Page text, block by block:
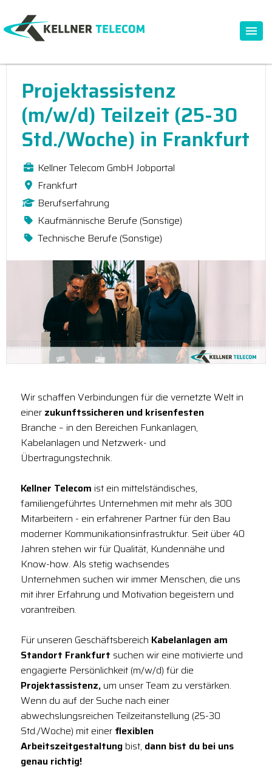
Projektassistenz
(m/w/d) Teilzeit (25-30
Std./Woche) in Frankfurt
Kellner Telecom GmbH Jobportal
Frankfurt
Berufserfahrung
Kaufmännische Berufe (Sonstige)
Technische Berufe (Sonstige)
Wir schaffen Verbindungen für die vernetzte Welt in
einer zukunftssicheren und krisenfesten
Branche – in den Bereichen Funkanlagen,
Kabelanlagen und Netzwerk- und
Übertragungstechnik.
Kellner Telecom ist ein mittelständisches,
familiengeführtes Unternehmen mit mehr als 300
Mitarbeitern - ein erfahrener Partner für den Bau
moderner Kommunikationsinfrastruktur. Seit über 40
Jahren stehen wir für Qualität, Kundennähe und
Know-how. Als stetig wachsendes
Unternehmen suchen wir immer Menschen, die uns
mit ihrer Erfahrung und Motivation begeistern und
vorantreiben.
Für unseren Geschäftsbereich Kabelanlagen am
Standort Frankfurt suchen wir eine motivierte und
engagierte Persönlichkeit (m/w/d) für die
Projektassistenz, um unser Team zu verstärken.
Wenn du auf der Suche nach einer
abwechslungsreichen Teilzeitanstellung (25-30
Std./Woche) mit einer flexiblen
Arbeitszeitgestaltung bist, dann bist du bei uns
genau richtig!